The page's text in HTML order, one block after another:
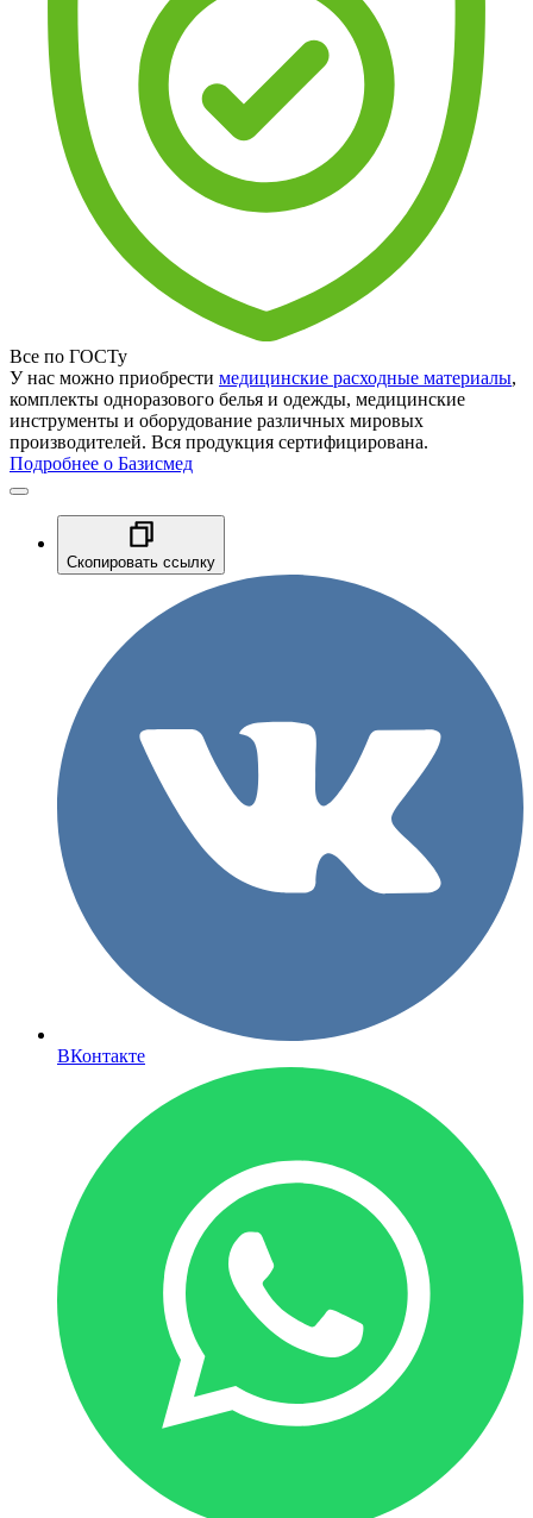
Все по ГОСТу
У нас можно приобрести медицинские расходные материалы,
комплекты одноразового белья и одежды, медицинские
инструменты и оборудование различных мировых
производителей. Вся продукция сертифицирована.
Подробнее о Базисмед
Скопировать ссылку
ВКонтакте